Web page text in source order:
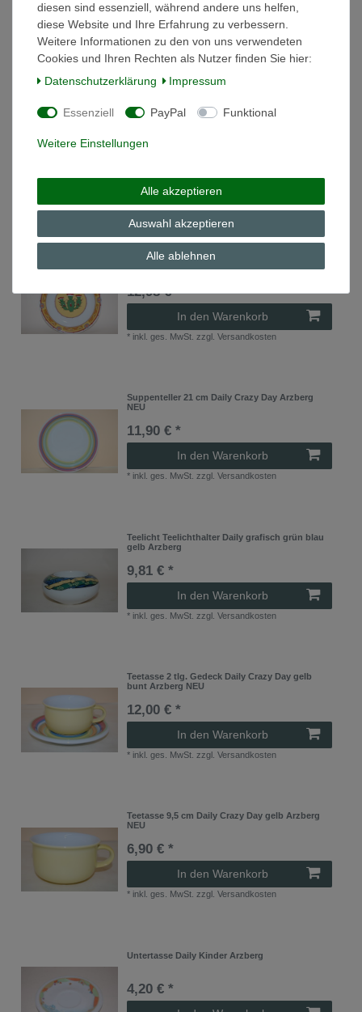
14,90 € *
In den Warenkorb
* inkl. ges. MwSt.zzgl.Versandkosten
Speiseteller 26 cm Daily Crazy Day Arzberg NEU
14,98 € *
In den Warenkorb
inkl. ges. MwSt.zzgl.Versandkosten
Suppenteller 20,5 cm Daily Kindergeschirr
Kinder Kaktus Arzberg
12,98 € *
In den Warenkorb
* inkl. ges. MwSt. zzgl.Versandkosten
Suppenteller 21 cm Daily Crazy Day Arzberg
NEU
11,90 € *
In den Warenkorb
* inkl. ges. MwSt. zzgl.Versandkosten
Teelicht Teelichthalter Daily grafisch grün blau
gelb Arzberg
9,81 € *
In den Warenkorb
* inkl. ges. MwSt. zzgl.Versandkosten
Teetasse 2 tlg. Gedeck Daily Crazy Day gelb
bunt Arzberg NEU
12,00 € *
In den Warenkorb
* inkl. ges. MwSt. zzgl.Versandkosten
Teetasse 9,5 cm Daily Crazy Day gelb Arzberg
NEU
6,90 € *
In den Warenkorb
* inkl. ges. MwSt. zzgl.Versandkosten
Untertasse Daily Kinder Arzberg
4,20 € *
diesen sind essenziell, während andere uns helfen,
diese Website und Ihre Erfahrung zu verbessern.
Weitere Informationen zu den von uns verwendeten
Cookies und Ihren Rechten als Nutzer finden Sie hier:
Daten­schutz­erklärung
Impressum
Essenziell PayPal Funktional
Weitere Einstellungen
Alle akzeptieren
Auswahl akzeptieren
Alle ablehnen